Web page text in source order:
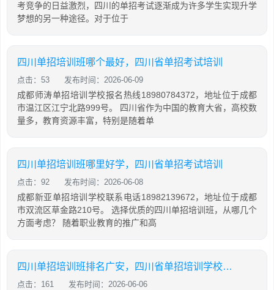
考竞争的日益激烈，四川的单招考试逐渐成为许多学生实现升学
梦想的另一种途径。对于位于
四川单招培训班哪个最好，四川省单招考试培训
点击：53 发布时间：2026-06-09
成都师涛单招培训学校报名热线18980784372，地址位于成都
市温江区江宁北路999号。 四川省作为中国的教育大省，高校数
量多，教育资源丰富，特别是随着单
四川单招培训班哪里好学，四川省单招考试培训
点击：92 发布时间：2026-06-08
成都新亚单招培训学校联系电话18982139672，地址位于成都
市双流区草金路210号。 选择优质的四川单招培训班，从哪几个
方面考虑？ 随着职业教育的推广和高
四川单招培训班排名广安，四川省单招培训学校排名
点击：161 发布时间：2026-06-06